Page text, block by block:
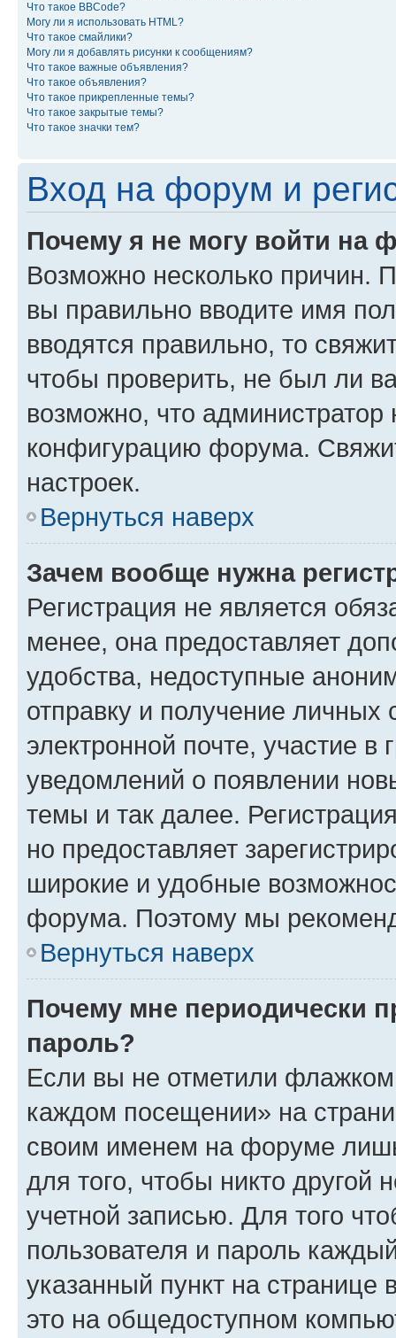
Что такое BBCode?
Могу ли я использовать HTML?
Что такое смайлики?
Могу ли я добавлять рисунки к сообщениям?
Что такое важные объявления?
Что такое объявления?
Что такое прикрепленные темы?
Что такое закрытые темы?
Что такое значки тем?
Вход на форум и
Почему я не могу войти на
Возможно несколько причин.
вы правильно вводите имя
вводятся правильно, то
чтобы проверить, не был ли
возможно, что администратор
конфигурацию форума.
настроек.
Вернуться наверх
Зачем вообще нужна
Регистрация не является
менее, она предоставляет
удобства, недоступные
отправку и получение
электронной почте, участие в
уведомлений о появлении
темы и так далее.
но предоставляет
широкие и удобные
форума. Поэтому мы
Вернуться наверх
Почему мне периодически
пароль?
Если вы не отметили флажком
каждом посещении» на
своим именем на форуме
для того, чтобы никто другой
учетной записью. Для того
пользователя и пароль
указанный пункт на
это на общедоступном